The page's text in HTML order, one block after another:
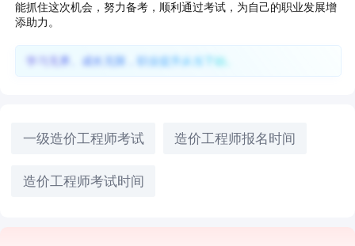
能抓住这次机会，努力备考，顺利通过考试，为自己的职业发展增
添助力。
学习无界、成长无限，职业提升从当下始。
一级造价工程师考试 造价工程师报名时间
造价工程师考试时间